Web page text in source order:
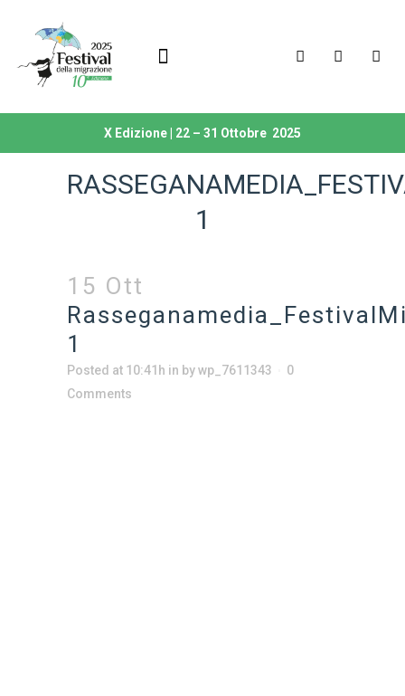
X Edizione | 22 – 31 Ottobre 2025
1
15 Ott
1
Posted at 10:41h in bywp_7611343
0
Comments